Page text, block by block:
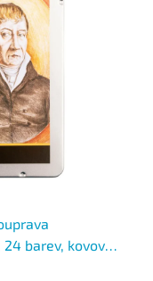
barev, kovová